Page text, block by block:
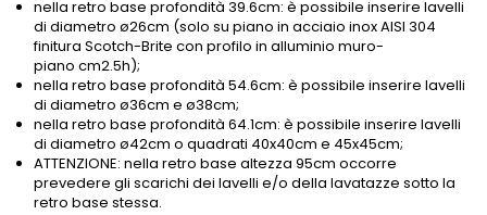
nella retro base profondità 39.6cm: è possibile inserire lavelli
di diametro ø26cm (solo su piano in acciaio inox AISI 304
finitura Scotch-Brite con profilo in alluminio muro-
piano cm2.5h);
nella retro base profondità 54.6cm: è possibile inserire lavelli
di diametro ø36cm e ø38cm;
nella retro base profondità 64.1cm: è possibile inserire lavelli
di diametro ø42cm o quadrati 40x40cm e 45x45cm;
ATTENZIONE: nella retro base altezza 95cm occorre
prevedere gli scarichi dei lavelli e/o della lavatazze sotto la
retro base stessa.